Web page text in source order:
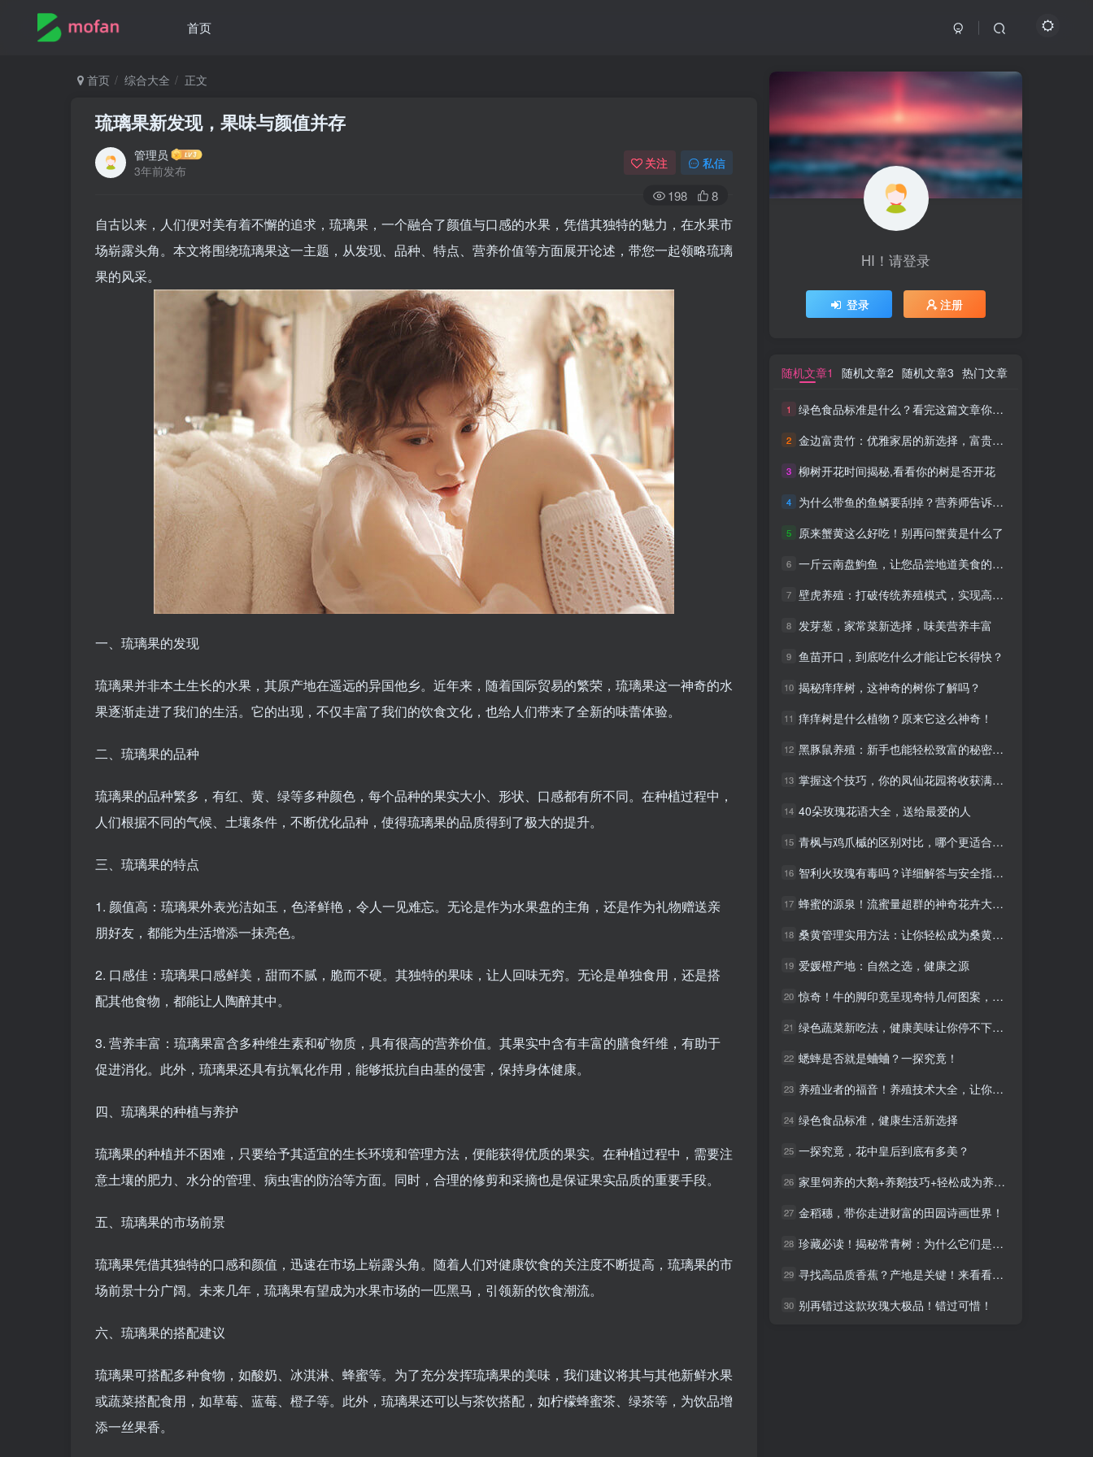
首页
首页 综合大全 正文
琉璃果新发现，果味与颜值并存
管理员
3年前发布
关注 私信
198 8
自古以来，人们便对美有着不懈的追求，琉璃果，一个融合了颜值与口感的水果，凭借其独特的魅力，在水果市
场崭露头角。本文将围绕琉璃果这一主题，从发现、品种、特点、营养价值等方面展开论述，带您一起领略琉璃
果的风采。
一、琉璃果的发现
琉璃果并非本土生长的水果，其原产地在遥远的异国他乡。近年来，随着国际贸易的繁荣，琉璃果这一神奇的水
果逐渐走进了我们的生活。它的出现，不仅丰富了我们的饮食文化，也给人们带来了全新的味蕾体验。
二、琉璃果的品种
琉璃果的品种繁多，有红、黄、绿等多种颜色，每个品种的果实大小、形状、口感都有所不同。在种植过程中，
人们根据不同的气候、土壤条件，不断优化品种，使得琉璃果的品质得到了极大的提升。
三、琉璃果的特点
1. 颜值高：琉璃果外表光洁如玉，色泽鲜艳，令人一见难忘。无论是作为水果盘的主角，还是作为礼物赠送亲
朋好友，都能为生活增添一抹亮色。
2. 口感佳：琉璃果口感鲜美，甜而不腻，脆而不硬。其独特的果味，让人回味无穷。无论是单独食用，还是搭
配其他食物，都能让人陶醉其中。
3. 营养丰富：琉璃果富含多种维生素和矿物质，具有很高的营养价值。其果实中含有丰富的膳食纤维，有助于
促进消化。此外，琉璃果还具有抗氧化作用，能够抵抗自由基的侵害，保持身体健康。
四、琉璃果的种植与养护
琉璃果的种植并不困难，只要给予其适宜的生长环境和管理方法，便能获得优质的果实。在种植过程中，需要注
意土壤的肥力、水分的管理、病虫害的防治等方面。同时，合理的修剪和采摘也是保证果实品质的重要手段。
五、琉璃果的市场前景
琉璃果凭借其独特的口感和颜值，迅速在市场上崭露头角。随着人们对健康饮食的关注度不断提高，琉璃果的市
场前景十分广阔。未来几年，琉璃果有望成为水果市场的一匹黑马，引领新的饮食潮流。
六、琉璃果的搭配建议
琉璃果可搭配多种食物，如酸奶、冰淇淋、蜂蜜等。为了充分发挥琉璃果的美味，我们建议将其与其他新鲜水果
或蔬菜搭配食用，如草莓、蓝莓、橙子等。此外，琉璃果还可以与茶饮搭配，如柠檬蜂蜜茶、绿茶等，为饮品增
添一丝果香。
HI！请登录
登录 注册
随机文章1 随机文章2 随机文章3 热门文章
1 绿色食品标准是什么？看完这篇文章你就懂了！
2 金边富贵竹：优雅家居的新选择，富贵又招财
3 柳树开花时间揭秘,看看你的树是否开花
4 为什么带鱼的鱼鳞要刮掉？营养师告诉你真相！
5 原来蟹黄这么好吃！别再问蟹黄是什么了
6 一斤云南盘鮈鱼，让您品尝地道美食的秘诀
7 壁虎养殖：打破传统养殖模式，实现高效收益
8 发芽葱，家常菜新选择，味美营养丰富
9 鱼苗开口，到底吃什么才能让它长得快？
10 揭秘痒痒树，这神奇的树你了解吗？
11 痒痒树是什么植物？原来它这么神奇！
12 黑豚鼠养殖：新手也能轻松致富的秘密武器
13 掌握这个技巧，你的凤仙花园将收获满满！种子传播全攻略
14 40朵玫瑰花语大全，送给最爱的人
15 青枫与鸡爪槭的区别对比，哪个更适合你的园林景观？
16 智利火玫瑰有毒吗？详细解答与安全指南！
17 蜂蜜的源泉！流蜜量超群的神奇花卉大公开！
18 桑黄管理实用方法：让你轻松成为桑黄种植高手
19 爱媛橙产地：自然之选，健康之源
20 惊奇！牛的脚印竟呈现奇特几何图案，大自然的神奇艺术
21 绿色蔬菜新吃法，健康美味让你停不下来！
22 蟋蟀是否就是蛐蛐？一探究竟！
23 养殖业者的福音！养殖技术大全，让你轻松致富！
24 绿色食品标准，健康生活新选择
25 一探究竟，花中皇后到底有多美？
26 家里饲养的大鹅+养鹅技巧+轻松成为养鹅达人
27 金稻穗，带你走进财富的田园诗画世界！
28 珍藏必读！揭秘常青树：为什么它们是您的最佳绿色盟友
29 寻找高品质香蕉？产地是关键！来看看这里！
30 别再错过这款玫瑰大极品！错过可惜！
HI！请登录
登录 注册
随机文章1 随机文章2 随机文章3 热门文章
1 绿色食品标准是什么？看完这篇文章你就懂了！
2 金边富贵竹：优雅家居的新选择，富贵又招财
3 柳树开花时间揭秘,看看你的树是否开花
4 为什么带鱼的鱼鳞要刮掉？营养师告诉你真相！
5 原来蟹黄这么好吃！别再问蟹黄是什么了
6 一斤云南盘鮈鱼，让您品尝地道美食的秘诀
7 壁虎养殖：打破传统养殖模式，实现高效收益
8 发芽葱，家常菜新选择，味美营养丰富
9 鱼苗开口，到底吃什么才能让它长得快？
10 揭秘痒痒树，这神奇的树你了解吗？
11 痒痒树是什么植物？原来它这么神奇！
12 黑豚鼠养殖：新手也能轻松致富的秘密武器
13 掌握这个技巧，你的凤仙花园将收获满满！种子传播全攻略
14 40朵玫瑰花语大全，送给最爱的人
15 青枫与鸡爪槭的区别对比，哪个更适合你的园林景观？
16 智利火玫瑰有毒吗？详细解答与安全指南！
17 蜂蜜的源泉！流蜜量超群的神奇花卉大公开！
18 桑黄管理实用方法：让你轻松成为桑黄种植高手
19 爱媛橙产地：自然之选，健康之源
20 惊奇！牛的脚印竟呈现奇特几何图案，大自然的神奇艺术
21 绿色蔬菜新吃法，健康美味让你停不下来！
22 蟋蟀是否就是蛐蛐？一探究竟！
23 养殖业者的福音！养殖技术大全，让你轻松致富！
24 绿色食品标准，健康生活新选择
25 一探究竟，花中皇后到底有多美？
26 家里饲养的大鹅+养鹅技巧+轻松成为养鹅达人
27 金稻穗，带你走进财富的田园诗画世界！
28 珍藏必读！揭秘常青树：为什么它们是您的最佳绿色盟友
29 寻找高品质香蕉？产地是关键！来看看这里！
30 别再错过这款玫瑰大极品！错过可惜！